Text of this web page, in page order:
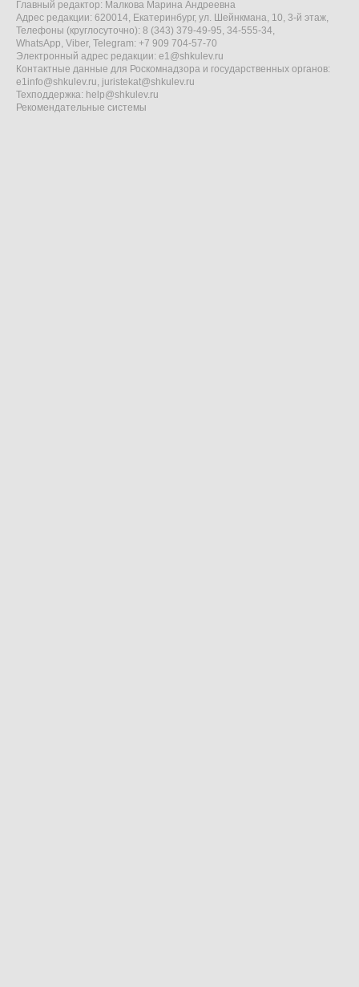
Главный редактор: Малкова Марина Андреевна
Адрес редакции: 620014, Екатеринбург, ул. Шейнкмана, 10, 3-й этаж,
Телефоны (круглосуточно): 8 (343) 379-49-95, 34-555-34,
WhatsApp, Viber, Telegram: +7 909 704-57-70
Электронный адрес редакции: e1@shkulev.ru
Контактные данные для Роскомнадзора и государственных органов:
e1info@shkulev.ru, juristekat@shkulev.ru
Техподдержка: help@shkulev.ru
Рекомендательные системы